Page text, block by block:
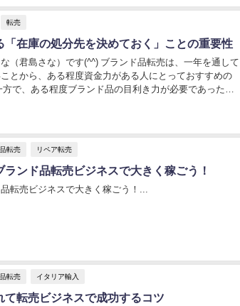
転売
在庫の処分先を決めておく」ことの重要性
（君島さな）です(^^) ブランド品転売は、一年を通して
とから、ある程度資金力がある人にとっておすすめの
で、ある程度ブランド品の目利き力が必要であった
転売 リペア転売
ンド品転売ビジネスで大きく稼ごう！
転売ビジネスで大きく稼ごう！...
転売 イタリア輸入
転売ビジネスで成功するコツ